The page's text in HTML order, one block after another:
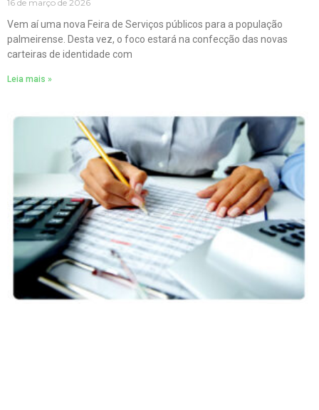
16 de março de 2026
Vem aí uma nova Feira de Serviços públicos para a população
palmeirense. Desta vez, o foco estará na confecção das novas
carteiras de identidade com
Leia mais »